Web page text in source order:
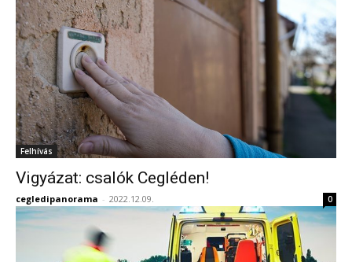
Felhívás
Vigyázat: csalók Cegléden!
cegledipanorama - 2022.12.09. 0